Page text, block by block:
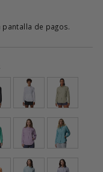
pantalla de pagos.